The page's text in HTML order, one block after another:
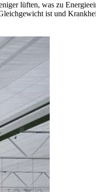
lüften, was zu
ist und